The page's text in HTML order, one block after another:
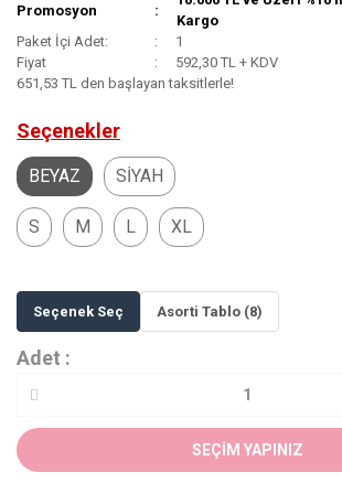
Promosyon
Kargo
Paket İçi Adet:
1
Fiyat
592,30 TL + KDV
651,53 TL den başlayan taksitlerle!
Seçenekler
BEYAZ SİYAH
S M L XL
Seçenek Seç Asorti Tablo (8)
Adet :
SEÇİM YAPINIZ